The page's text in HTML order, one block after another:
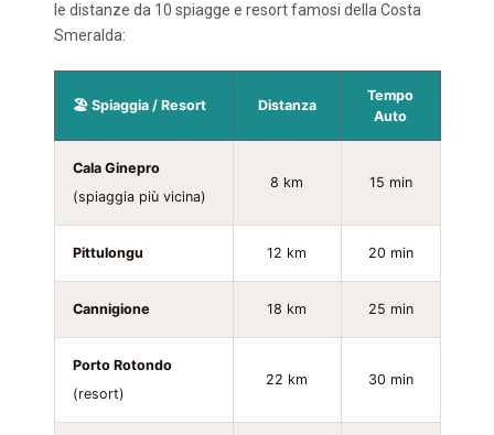
le distanze da 10 spiagge e resort famosi della Costa
Smeralda:
🏖️ Spiaggia / Resort Distanza
Tempo
Auto
Cala Ginepro
(spiaggia più vicina)
8 km 15 min
Pittulongu 12 km 20 min
Cannigione 18 km 25 min
Porto Rotondo
(resort)
22 km 30 min